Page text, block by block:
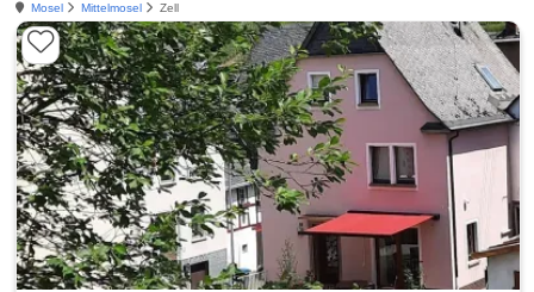
Mosel Mittelmosel Zell